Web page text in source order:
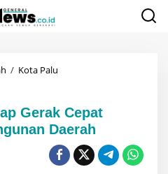
/ Kota Palu
Gerak
Cepat
Kontribusi
Pembangunan
Daerah
Gerak Cepat
Daerah